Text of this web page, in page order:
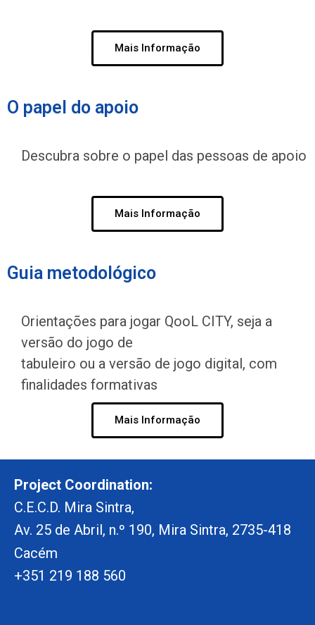
Mais Informação
O papel do apoio
Descubra sobre o papel das pessoas de apoio
Mais Informação
Guia metodológico
Orientações para jogar QooL CITY, seja a
versão do jogo de
tabuleiro ou a versão de jogo digital, com
finalidades formativas
Mais Informação
Project Coordination:
C.E.C.D. Mira Sintra,
Av. 25 de Abril, n.º 190, Mira Sintra, 2735-418
Cacém
+351 219 188 560